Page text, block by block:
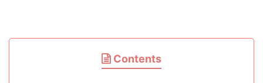
Contents